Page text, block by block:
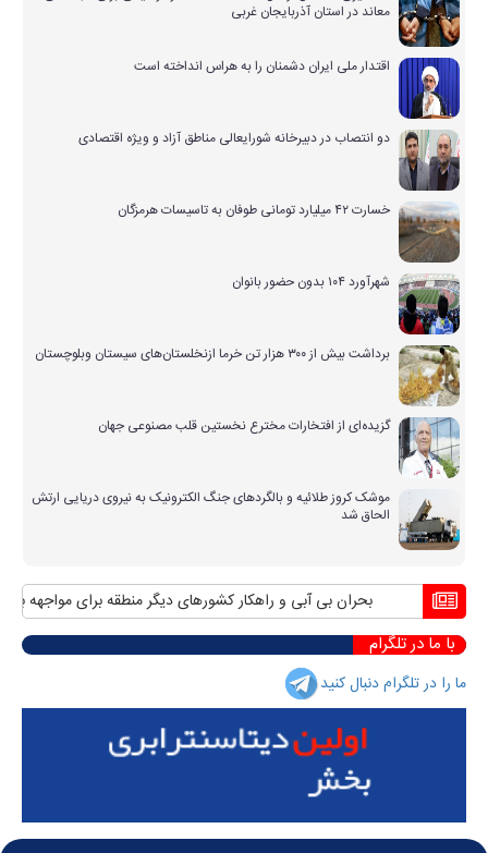
معاند در استان آذربایجان غربی
اقتدار ملی ایران دشمنان را به هراس انداخته است
دو انتصاب در دبیرخانه شورایعالی مناطق آزاد و ویژه اقتصادی
خسارت ۴۲ میلیارد تومانی طوفان به تاسیسات هرمزگان
شهرآورد ۱۰۴ بدون حضور بانوان
برداشت بیش از ۳۰۰ هزار تن خرما ازنخلستان‌های سیستان وبلوچستان
گزیده‌ای از افتخارات مخترع نخستین قلب مصنوعی جهان
موشک کروز طلائیه و بالگردهای جنگ الکترونیک به نیروی دریایی ارتش
الحاق شد
بحران بی آبی و راهکار کشورهای دیگر منطقه برای مواجهه با آن
با ما در تلگرام
ما را در تلگرام دنبال کنید